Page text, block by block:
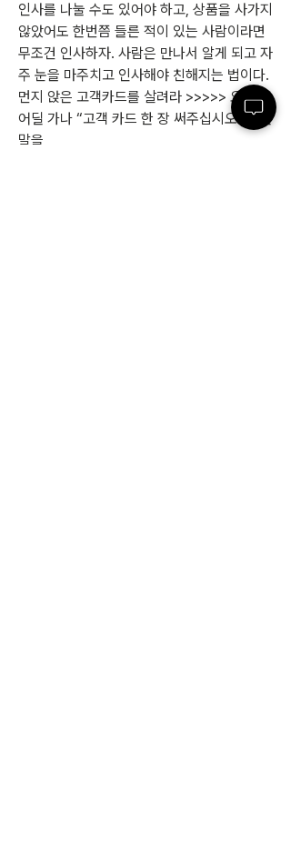
인사를 나눌 수도 있어야 하고, 상품을 사가지
않았어도 한번쯤 들른 적이 있는 사람이라면
무조건 인사하자. 사람은 만나서 알게 되고 자
주 눈을 마주치고 인사해야 친해지는 법이다.
먼지 앉은 고객카드를 살려라 >>>>> 요즘은
어딜 가나 “고객 카드 한 장 써주십시오” 하는
말을